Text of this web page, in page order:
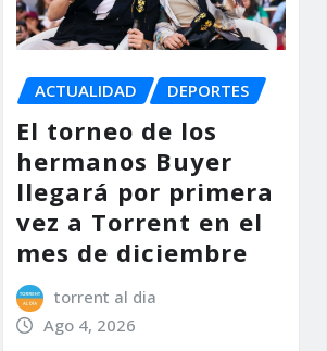
ACTUALIDAD DEPORTES
El torneo de los
hermanos Buyer
llegará por primera
vez a Torrent en el
mes de diciembre
torrent al dia
Ago 4, 2026